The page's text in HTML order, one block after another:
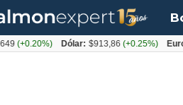
Dólar: $913,86(+0.25%) Euro: